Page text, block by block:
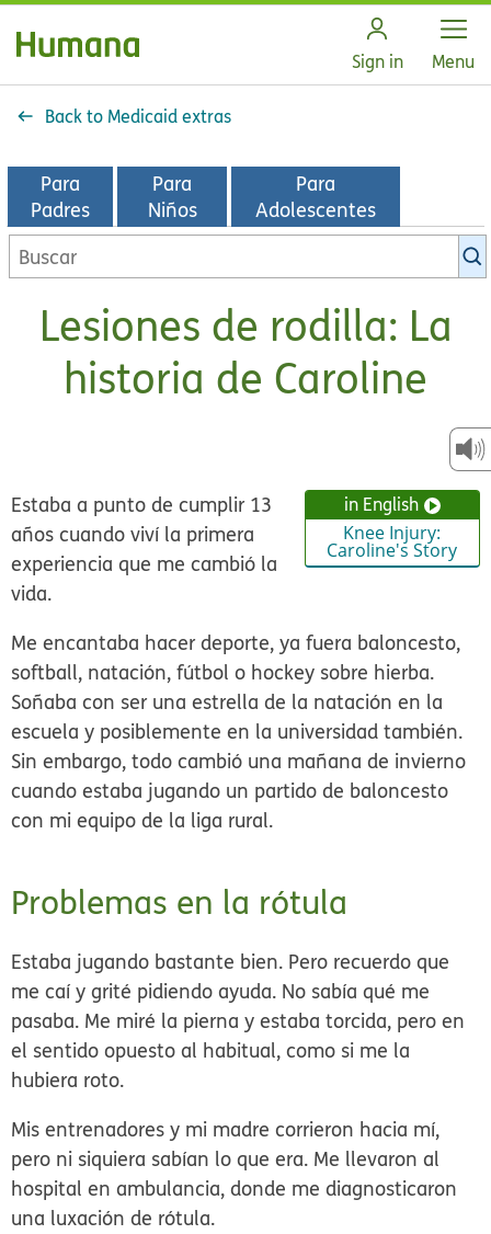
Sign in Open
Menu
Back to Medicaid extras
Para
Padres
Para
Niños
Para
Adolescentes
Buscar
en
biblioteca
KidsHealth
Lesiones de rodilla: La
historia de Caroline
in English
Knee Injury:
Caroline's Story
Estaba a punto de cumplir 13
años cuando viví la primera
experiencia que me cambió la
vida.
Me encantaba hacer deporte, ya fuera baloncesto,
softball, natación, fútbol o hockey sobre hierba.
Soñaba con ser una estrella de la natación en la
escuela y posiblemente en la universidad también.
Sin embargo, todo cambió una mañana de invierno
cuando estaba jugando un partido de baloncesto
con mi equipo de la liga rural.
Problemas en la rótula
Estaba jugando bastante bien. Pero recuerdo que
me caí y grité pidiendo ayuda. No sabía qué me
pasaba. Me miré la pierna y estaba torcida, pero en
el sentido opuesto al habitual, como si me la
hubiera roto.
Mis entrenadores y mi madre corrieron hacia mí,
pero ni siquiera sabían lo que era. Me llevaron al
hospital en ambulancia, donde me diagnosticaron
una luxación de rótula.